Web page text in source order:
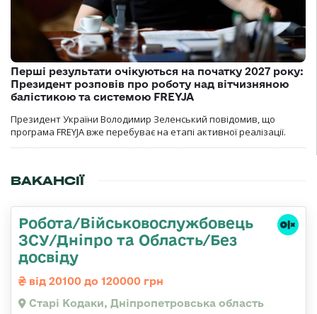
Перші результати очікуються на початку 2027 року:
Президент розповів про роботу над вітчизняною
балістикою та системою FREYJA
Президент України Володимир Зеленський повідомив, що
програма FREYJA вже перебуває на етапі активної реалізації.
ВАКАНСІЇ
Робота/Військовослужбовець
ЗСУ/Дніпро та Область/Без
досвіду
від 20100 до 120000 грн
Старі Кодаки, Дніпропетровська область